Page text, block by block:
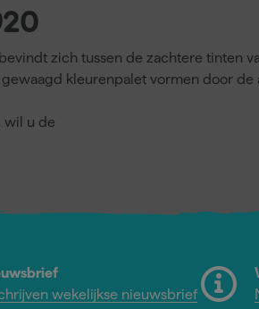
bevindt zich tussen de zachtere tinten
kleurenpalet vormen door
wil u de
wekelijkse nieuwsbrief